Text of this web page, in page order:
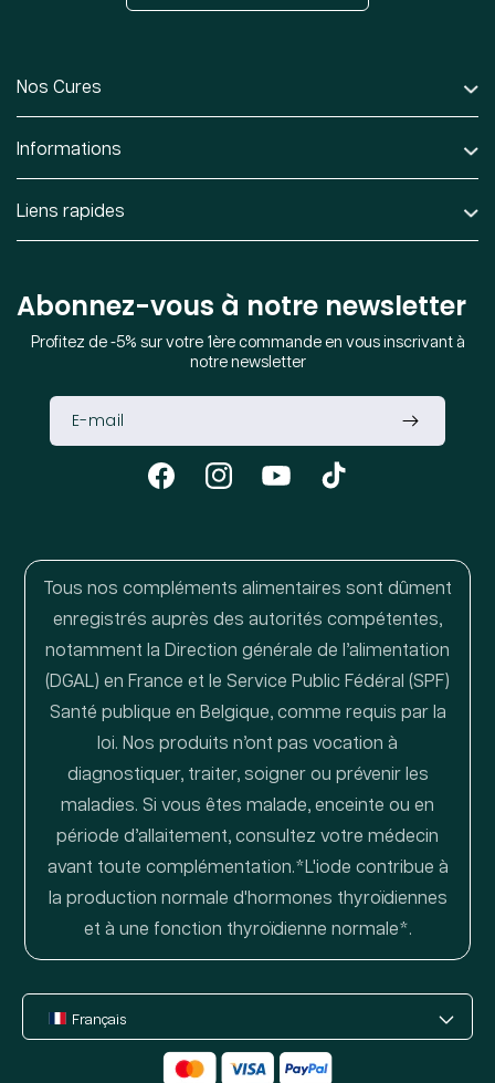
Nos Cures
Informations
Liens rapides
Abonnez-vous à notre newsletter
Profitez de -5% sur votre 1ère commande en vous inscrivant à
notre newsletter
FacebookInstagramYouTube TikTok
Tous nos compléments alimentaires sont dûment
enregistrés auprès des autorités compétentes,
notamment la Direction générale de l’alimentation
(DGAL) en France et le Service Public Fédéral (SPF)
Santé publique en Belgique, comme requis par la
loi. Nos produits n’ont pas vocation à
diagnostiquer, traiter, soigner ou prévenir les
maladies. Si vous êtes malade, enceinte ou en
période d’allaitement, consultez votre médecin
avant toute complémentation.*L'iode contribue à
la production normale d'hormones thyroïdiennes
et à une fonction thyroïdienne normale*.
Français
Moyens